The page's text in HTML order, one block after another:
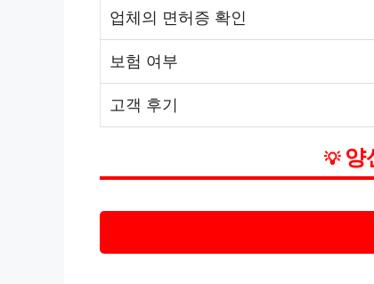
업체의 면허증 확인
보험 여부
고객 후기
💡 양